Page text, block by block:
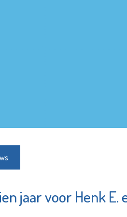
jaar voor Henk E.
Fonds